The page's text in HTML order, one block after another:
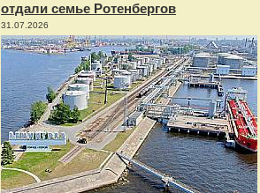
отдали семье Ротенбергов
31.07.2026